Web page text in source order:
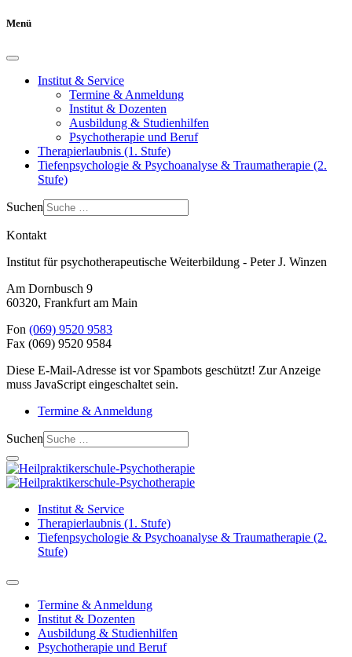
Menü
Institut & Service
Termine & Anmeldung
Institut & Dozenten
Ausbildung & Studienhilfen
Psychotherapie und Beruf
Therapierlaubnis (1. Stufe)
Tiefenpsychologie & Psychoanalyse & Traumatherapie (2.
Stufe)
Suchen
Kontakt
Institut für psychotherapeutische Weiterbildung - Peter J. Winzen
Am Dornbusch 9
60320, Frankfurt am Main
Fon (069) 9520 9583
Fax (069) 9520 9584
Diese E-Mail-Adresse ist vor Spambots geschützt! Zur Anzeige
muss JavaScript eingeschaltet sein.
Termine & Anmeldung
Suchen
Institut & Service
Therapierlaubnis (1. Stufe)
Tiefenpsychologie & Psychoanalyse & Traumatherapie (2.
Stufe)
Termine & Anmeldung
Institut & Dozenten
Ausbildung & Studienhilfen
Psychotherapie und Beruf